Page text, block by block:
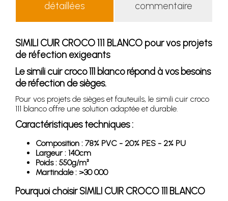
détaillées
commentaire
SIMILI CUIR CROCO 111 BLANCO pour vos projets
de réfection exigeants
Le simili cuir croco 111 blanco répond à vos besoins
de réfection de sièges.
Pour vos projets de sièges et fauteuils, le simili cuir croco
111 blanco offre une solution adaptée et durable.
Caractéristiques techniques :
Composition : 78% PVC - 20% PES - 2% PU
Largeur : 140cm
Poids : 550g/m²
Martindale : >30 000
Pourquoi choisir SIMILI CUIR CROCO 111 BLANCO